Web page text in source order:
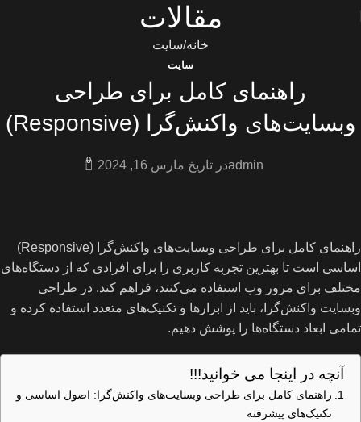
مقالات
خانه سایت
سایت
راهنمای کامل برای طراحی
وبسایت‌های واکنش‌گرا (Responsive)
adminدر تاریخ مارس 16, 2024 0
راهنمای کامل برای طراحی وبسایت‌های واکنش‌گرا (Responsive)
اساسی است تا بهترین تجربه کاربری را برای افرادی که از دستگاه‌های
مختلف برای مرور وب استفاده می‌کنند، فراهم کند. در طراحی
وبسایت واکنش‌گرا، باید از ابزارها و تکنیک‌های متعدد استفاده کرده و
تمامی ابعاد دستگاه‌ها را پوشش دهیم.
آنچه در اینجا می خوانید!!!
راهنمای کامل برای طراحی وبسایت‌های واکنش‌گرا: اصول اساسی و
تکنیک‌های پیشرفته